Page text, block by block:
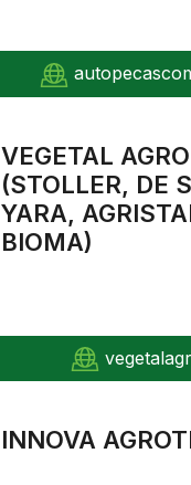
VEGETAL
(STOLLER, DE
YARA,
BIOMA)
INNOVA